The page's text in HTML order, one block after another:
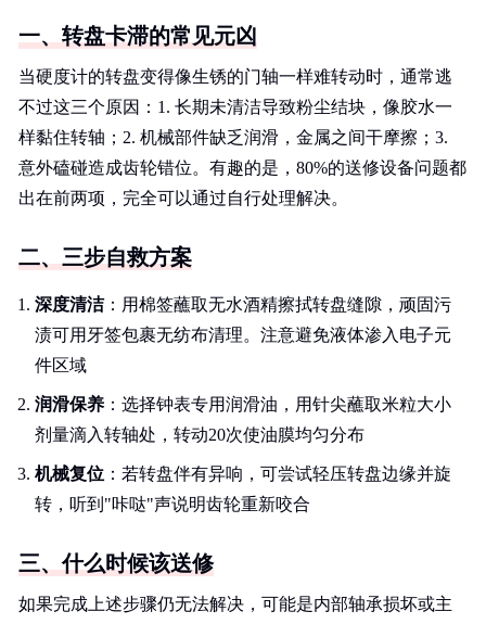
一、转盘卡滞的常见元凶
当硬度计的转盘变得像生锈的门轴一样难转动时，通常逃
不过这三个原因：1. 长期未清洁导致粉尘结块，像胶水一
样黏住转轴；2. 机械部件缺乏润滑，金属之间干摩擦；3.
意外磕碰造成齿轮错位。有趣的是，80%的送修设备问题都
出在前两项，完全可以通过自行处理解决。
二、三步自救方案
深度清洁：用棉签蘸取无水酒精擦拭转盘缝隙，顽固污
渍可用牙签包裹无纺布清理。注意避免液体渗入电子元
件区域
润滑保养 ：选择钟表专用润滑油，用针尖蘸取米粒大小
剂量滴入转轴处，转动20次使油膜均匀分布
机械复位 ：若转盘伴有异响，可尝试轻压转盘边缘并旋
转，听到"咔哒"声说明齿轮重新咬合
三、什么时候该送修
如果完成上述步骤仍无法解决，可能是内部轴承损坏或主